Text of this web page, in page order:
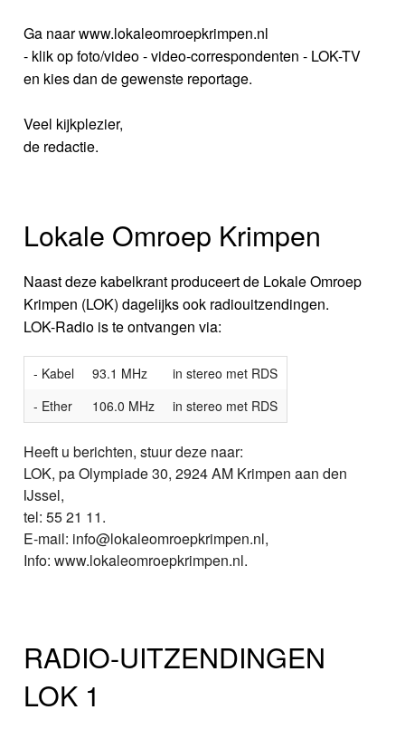
Ga naar www.lokaleomroepkrimpen.nl
- klik op foto/video - video-correspondenten - LOK-TV
en kies dan de gewenste reportage.
Veel kijkplezier,
de redactie.
Lokale Omroep Krimpen
Naast deze kabelkrant produceert de Lokale Omroep
Krimpen (LOK) dagelijks ook radiouitzendingen.
LOK-Radio is te ontvangen via:
- Kabel 93.1 MHz
in stereo met RDS
- Ether
106.0 MHz in stereo met RDS
Heeft u berichten, stuur deze naar:
LOK, pa Olympiade 30, 2924 AM Krimpen aan den
IJssel,
tel: 55 21 11.
E-mail: info@lokaleomroepkrimpen.nl,
Info: www.lokaleomroepkrimpen.nl.
RADIO-UITZENDINGEN
LOK 1